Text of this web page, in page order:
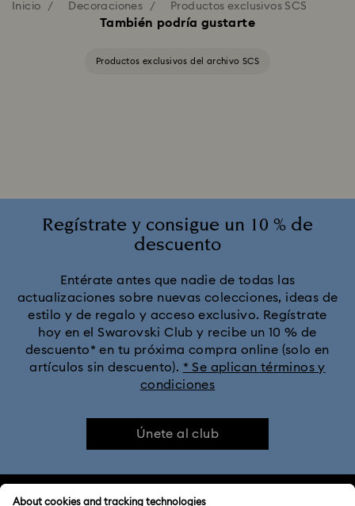
Inicio Decoraciones Productos exclusivos SCS
También podría gustarte
Productos exclusivos del archivo SCS
Regístrate y consigue un 10 % de
descuento
Entérate antes que nadie de todas las
actualizaciones sobre nuevas colecciones, ideas de
estilo y de regalo y acceso exclusivo. Regístrate
hoy en el Swarovski Club y recibe un 10 % de
descuento* en tu próxima compra online (solo en
artículos sin descuento). * Se aplican términos y
condiciones
Únete al club